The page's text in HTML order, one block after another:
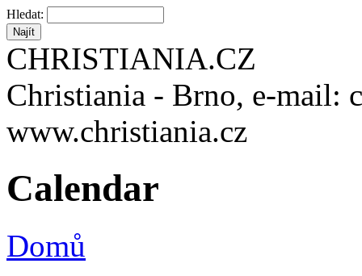
Hledat:
CHRISTIANIA.CZ
Christiania - Brno, e-mail:
www.christiania.cz
Calendar
Domů